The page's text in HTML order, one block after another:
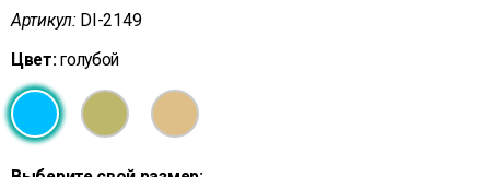
Артикул: DI-2149
Цвет: голубой